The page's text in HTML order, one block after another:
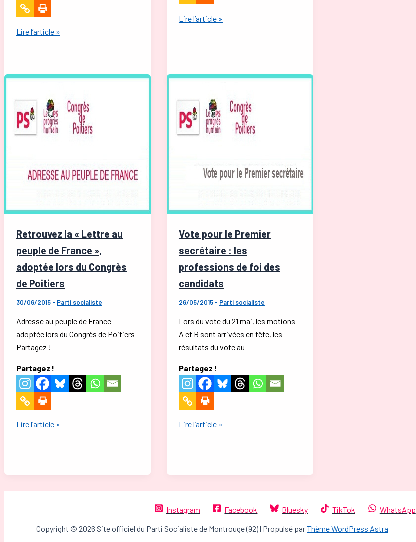
Congrès
2020
Lire l’article »
Regards
2016
?
«
Lire l’article »
Retrouvez la « Lettre au
peuple de France »,
adoptée lors du Congrès
de Poitiers
30/06/2015 - Parti socialiste
Adresse au peuple de France
adoptée lors du Congrès de Poitiers
Partagez !
Partagez !
Retrouvez
au
peuple
Lire l’article »
Vote pour le Premier
secrétaire : les
professions de foi des
26/05/2015 - Parti socialiste
Lors du vote du 21 mai, les motions
A et B sont arrivées en tête, les
résultats du vote au
Partagez !
Vote
secrétaire
:
professions
de
Lire l’article »
Instagram Facebook Bluesky TikTok WhatsApp
Copyright © 2026 Site officiel du Parti Socialiste de Montrouge (92) | Propulsé parThème WordPress Astra